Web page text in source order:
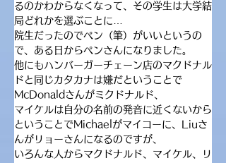
るのかわからなくなって、その学生は大学結
局どれかを選ぶことに…
院生だったのでペン（筆）がいいというの
で、ある日からペンさんになりました。
他にもハンバーガーチェーン店のマクドナル
ドと同じカタカナは嫌だということで
McDonaldさんがミクドナルド、
マイケルは自分の名前の発音に近くないから
ということでMichaelがマイコーに、Liuさ
んがリョーさんになるのですが、
いろんな人からマクドナルド、マイケル、リ